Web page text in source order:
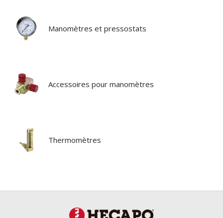
Manomètres et pressostats
Accessoires pour manomètres
Thermomètres